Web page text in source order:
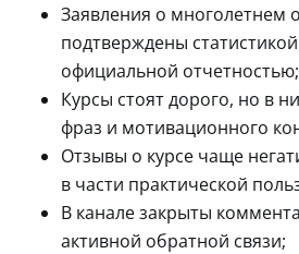
Заявления о многолетнем
подтверждены
официальной отчетностью;
Курсы стоят дорого, но в
фраз и мотивационного
Отзывы о курсе чаще
в части практической
В канале закрыты
активной обратной связи;